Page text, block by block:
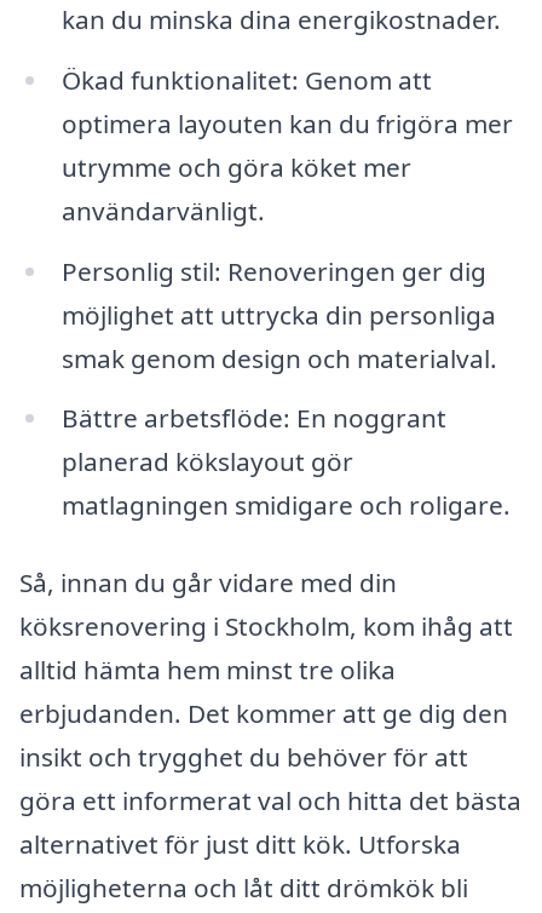
kan du minska dina energikostnader.
Ökad funktionalitet: Genom att
optimera layouten kan du frigöra mer
utrymme och göra köket mer
användarvänligt.
Personlig stil: Renoveringen ger dig
möjlighet att uttrycka din personliga
smak genom design och materialval.
Bättre arbetsflöde: En noggrant
planerad kökslayout gör
matlagningen smidigare och roligare.
Så, innan du går vidare med din
köksrenovering i Stockholm, kom ihåg att
alltid hämta hem minst tre olika
erbjudanden. Det kommer att ge dig den
insikt och trygghet du behöver för att
göra ett informerat val och hitta det bästa
alternativet för just ditt kök. Utforska
möjligheterna och låt ditt drömkök bli